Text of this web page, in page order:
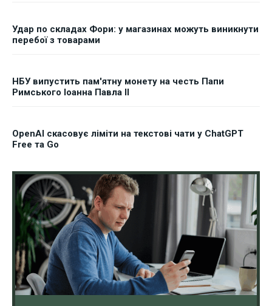
Удар по складах Фори: у магазинах можуть виникнути
перебої з товарами
НБУ випустить пам'ятну монету на честь Папи
Римського Іоанна Павла II
OpenAI скасовує ліміти на текстові чати у ChatGPT
Free та Go